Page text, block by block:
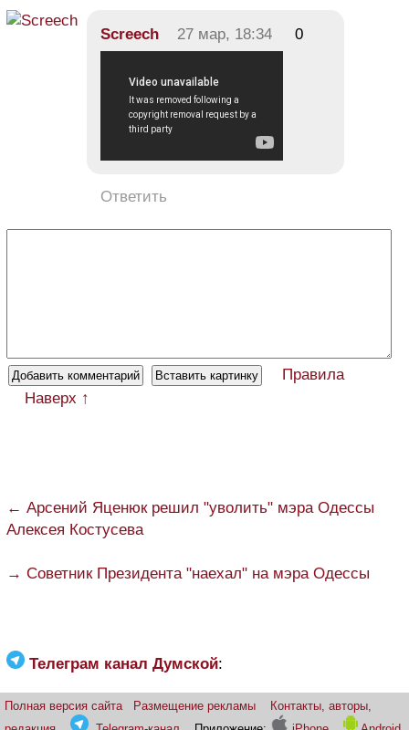
Screech 27 мар, 18:34 0
Ответить
Правила
Наверх ↑
← Арсений Яценюк решил "уволить" мэра Одессы
Алексея Костусева
→ Советник Президента "наехал" на мэра Одессы
Телеграм канал Думской:
Полная версия сайта Размещение рекламы
Контакты, авторы,